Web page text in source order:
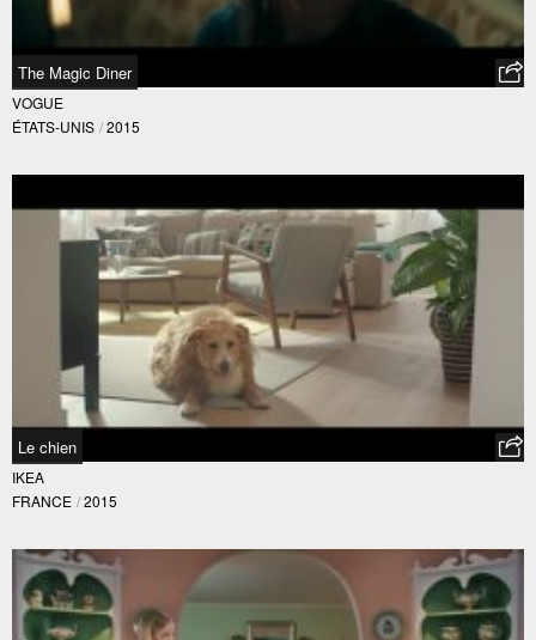
The Magic Diner
VOGUE
ÉTATS-UNIS / 2015
Le chien
IKEA
FRANCE / 2015